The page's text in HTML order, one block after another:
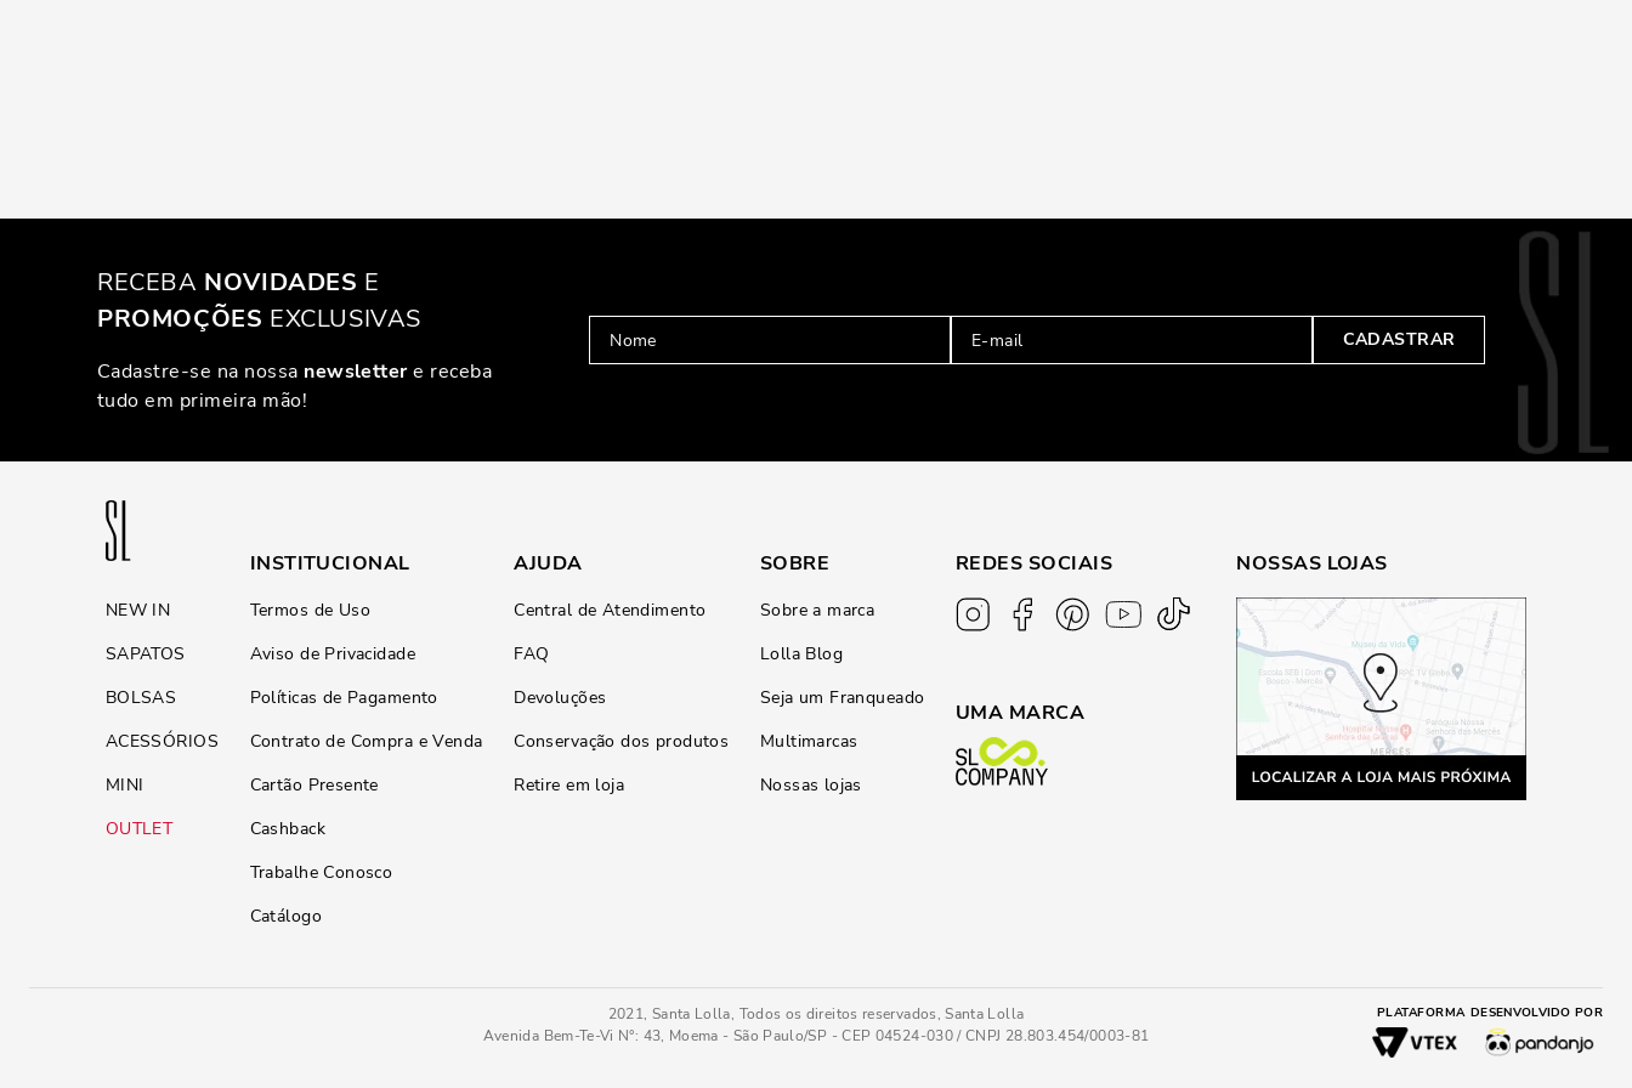
RECEBA NOVIDADES E
PROMOÇÕES EXCLUSIVAS
Cadastre-se na nossa newslettere receba
tudo em primeira mão!
CADASTRAR
NEW IN
SAPATOS
BOLSAS
ACESSÓRIOS
MINI
OUTLET
INSTITUCIONAL
Termos de Uso
Aviso de Privacidade
Políticas de Pagamento
Contrato de Compra e Venda
Cartão Presente
Cashback
Trabalhe Conosco
Catálogo
AJUDA
Central de Atendimento
FAQ
Devoluções
Conservação dos produtos
Retire em loja
SOBRE
Sobre a marca
Lolla Blog
Seja um Franqueado
Multimarcas
Nossas lojas
REDES SOCIAIS
UMA MARCA
NOSSAS LOJAS
2021, Santa Lolla, Todos os direitos reservados, Santa Lolla
Avenida Bem-Te-Vi N°: 43, Moema - São Paulo/SP - CEP 04524-030 / CNPJ 28.803.454/0003-81
PLATAFORMA DESENVOLVIDO POR